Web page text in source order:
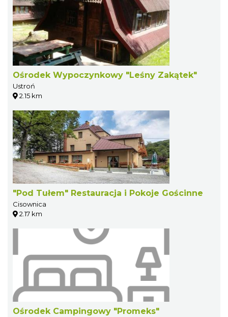
Ośrodek Wypoczynkowy "Leśny Zakątek"
Ustroń
2.15 km
"Pod Tułem" Restauracja i Pokoje Gościnne
Cisownica
2.17 km
Ośrodek Campingowy "Promeks"